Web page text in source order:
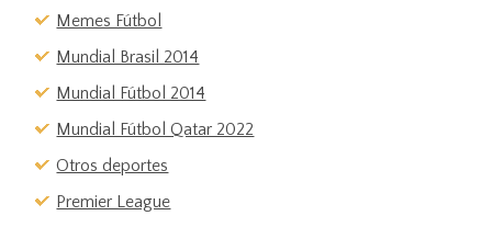
Memes Fútbol
Mundial Brasil 2014
Mundial Fútbol 2014
Mundial Fútbol Qatar 2022
Otros deportes
Premier League